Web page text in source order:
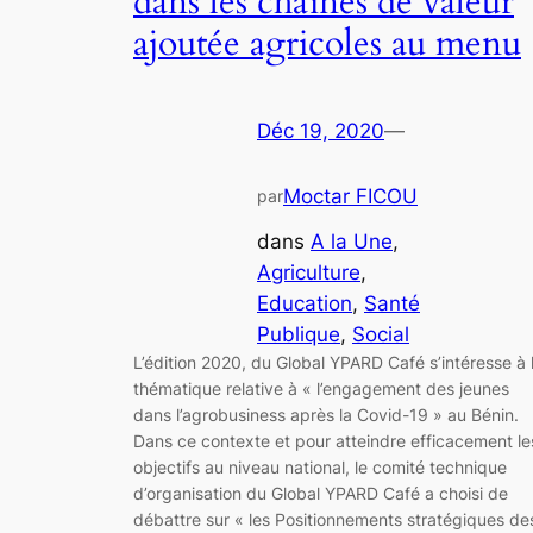
ajoutée agricoles au menu
Déc 19, 2020—
parMoctar FICOU
dans A la Une
Agriculture
Education, Santé
Publique, Social
L’édition 2020, du Global YPARD Café s’intéresse à
thématique relative à « l’engagement des jeunes
dans l’agrobusiness après la Covid-19 » au Bénin.
Dans ce contexte et pour atteindre efficacement
objectifs au niveau national, le comité technique
d’organisation du Global YPARD Café a choisi de
débattre sur « les Positionnements stratégiques